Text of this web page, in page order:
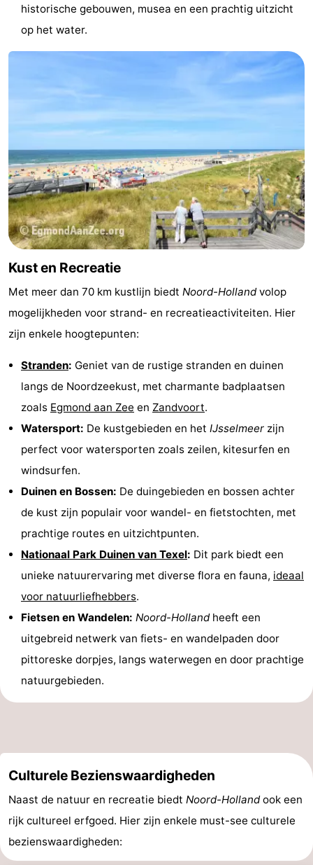
historische gebouwen, musea en een prachtig uitzicht
op het water.
Kust en Recreatie
Met meer dan 70 km kustlijn biedt Noord-Hollandvolop
mogelijkheden voor strand- en recreatieactiviteiten. Hier
zijn enkele hoogtepunten:
Stranden: Geniet van de rustige stranden en duinen
langs de Noordzeekust, met charmante badplaatsen
zoals Egmond aan Zee en Zandvoort.
Watersport: De kustgebieden en het IJsselmeer zijn
perfect voor watersporten zoals zeilen, kitesurfen en
windsurfen.
Duinen en Bossen: De duingebieden en bossen achter
de kust zijn populair voor wandel- en fietstochten, met
prachtige routes en uitzichtpunten.
Nationaal Park Duinen van Texel: Dit park biedt een
unieke natuurervaring met diverse flora en fauna, ideaal
voor natuurliefhebbers.
Fietsen en Wandelen: Noord-Hollandheeft een
uitgebreid netwerk van fiets- en wandelpaden door
pittoreske dorpjes, langs waterwegen en door prachtige
natuurgebieden.
Culturele Bezienswaardigheden
Naast de natuur en recreatie biedt Noord-Hollandook een
rijk cultureel erfgoed. Hier zijn enkele must-see culturele
bezienswaardigheden: